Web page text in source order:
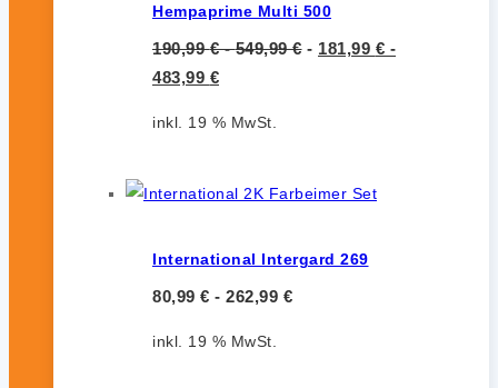
Hempaprime Multi 500
190,99€-549,99€- 181,99 € -
483,99 €
inkl. 19 % MwSt.
International Intergard 269
80,99 € - 262,99 €
inkl. 19 % MwSt.